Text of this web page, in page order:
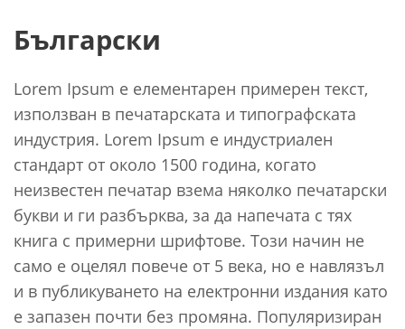
Български
Lorem Ipsum е елементарен примерен текст,
използван в печатарската и типографската
индустрия. Lorem Ipsum е индустриален
стандарт от около 1500 година, когато
неизвестен печатар взема няколко печатарски
букви и ги разбърква, за да напечата с тях
книга с примерни шрифтове. Този начин не
само е оцелял повече от 5 века, но е навлязъл
и в публикуването на електронни издания като
е запазен почти без промяна. Популяризиран